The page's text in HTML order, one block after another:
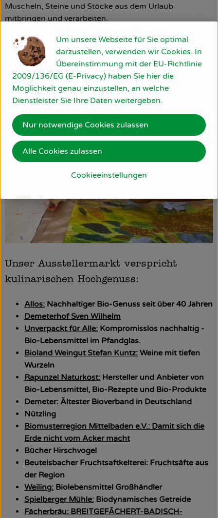
Muscheln, Steine und Stöcke aus dem Urlaub
mitbringen und verarbeiten.
Kinderprogramm mit Thomas Schnetzer vom
Kinderhaus Sternschnuppe GmbH
Museum Frieder Burda Kunstwerkstatt
Postkartendrucktechnik mit Motiven aus der Natur. Der
Phantasie sind keine Grenzen gesetzt zum Thema Obst,
Gemüse, Tiere, Natur und Nachhaltigkeit.
Unser Ausstellermarkt verspricht
kulinarischen Hochgenuss:
Allos: Nachhaltiger Bio-Genuss seit über 40 Jahren
Demeterhof Sven Wilhelm
Unverpackt für Alle: Kompromisslos nachhaltig -
Bio-Lebensmittel im Pfandglas.
Bioland Weingut Stefan Kuntz: Weine mit tiefen
Wurzeln
Rapunzel Naturkost: Hersteller und Anbieter von
Bio-Lebensmittel, Bio-Rezepte und Bio-Produkte
Demeter: Ältester Bioverband in Deutschland
Nützling
Biomusterregion Mittelbaden e.V.: Damit sich die
Erde nicht vom Acker macht
Bücher Hirschvogel
Beutelsbacher Fruchtsaftkelterei: Fruchtsäfte aus
der Region
Weiling: Biolebensmittel Großhändler
Spielberger Mühle: Biodynamisches Getreide
Fächerbräu: BREITGEFÄCHERT-BADISCH-
Um unsere Webseite für Sie optimal
darzustellen, verwenden wir Cookies. In
Übereinstimmung mit der EU-Richtlinie
2009/136/EG (E-Privacy) haben Sie hier die
Möglichkeit genau einzustellen, an welche
Dienstleister Sie Ihre Daten weitergeben.
Cookieeinstellungen
Nur notwendige Cookies zulassen
Alle Cookies zulassen